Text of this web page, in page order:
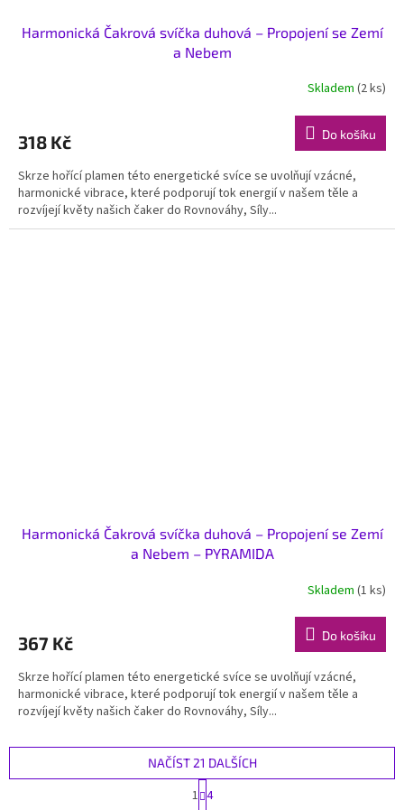
Harmonická Čakrová svíčka duhová – Propojení se Zemí
a Nebem
Skladem (2 ks)
318 Kč Do košíku
Skrze hořící plamen této energetické svíce se uvolňují vzácné,
harmonické vibrace, které podporují tok energií v našem těle a
rozvíjejí květy našich čaker do Rovnováhy, Síly...
Harmonická Čakrová svíčka duhová – Propojení se Zemí
a Nebem – PYRAMIDA
Skladem (1 ks)
367 Kč Do košíku
Skrze hořící plamen této energetické svíce se uvolňují vzácné,
harmonické vibrace, které podporují tok energií v našem těle a
rozvíjejí květy našich čaker do Rovnováhy, Síly...
NAČÍST 21 DALŠÍCH
t
1 4